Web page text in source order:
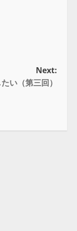
Next:
い（第三回）